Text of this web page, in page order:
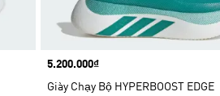
Price
5.200.000₫
Giày Chạy Bộ HYPERBOOST EDGE